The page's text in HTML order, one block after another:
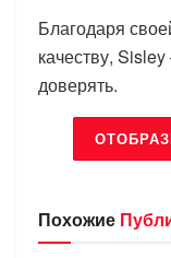
Благодаря
качеству,
доверять.
Похожие
БРЕНДЫ